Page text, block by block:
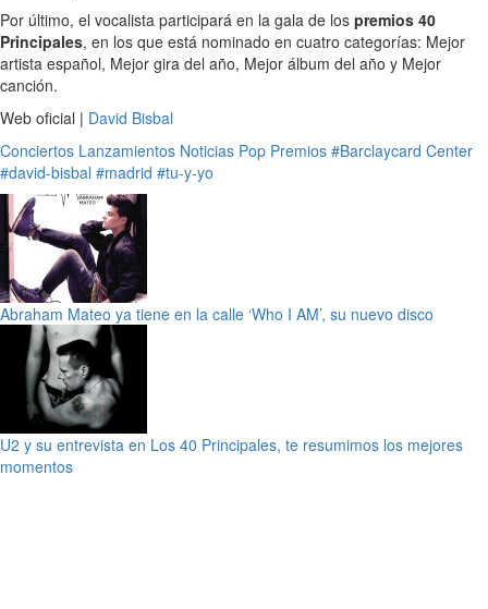
Por último, el vocalista participará en la gala de los premios 40
Principales, en los que está nominado en cuatro categorías: Mejor
artista español, Mejor gira del año, Mejor álbum del año y Mejor
canción.
Web oficial | David Bisbal
Conciertos Lanzamientos Noticias Pop Premios #Barclaycard Center
#david-bisbal #madrid #tu-y-yo
Abraham Mateo ya tiene en la calle ‘Who I AM’, su nuevo disco
U2 y su entrevista en Los 40 Principales, te resumimos los mejores
momentos